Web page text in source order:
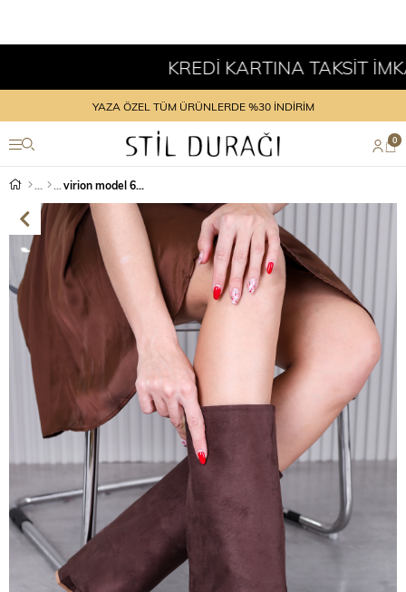
KREDİ KARTINA TAKSİT İMKANI
YAZA ÖZEL TÜM ÜRÜNLERDE %30 İNDİRİM
0
virion model 6 cm topuklu yeni sezon çizme KHVE.SUET